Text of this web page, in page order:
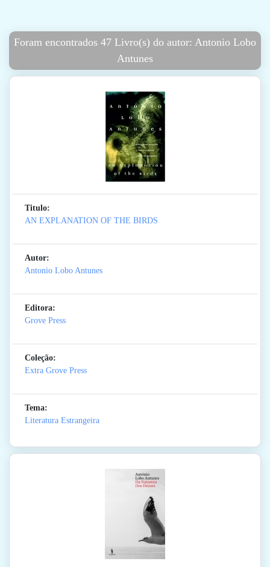
Foram encontrados 47 Livro(s) do autor: Antonio Lobo
Antunes
Titulo:
AN EXPLANATION OF THE BIRDS
Autor:
Antonio Lobo Antunes
Editora:
Grove Press
Coleção:
Extra Grove Press
Tema:
Literatura Estrangeira